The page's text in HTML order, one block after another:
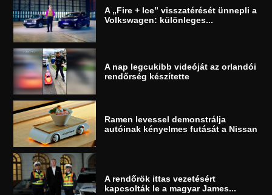
A „Fire + Ice” visszatérését ünnepli a
Volkswagen: különleges...
A nap legcukibb videóját az orlandói
rendőrség készítette
Ramen levessel demonstrálja
autóinak kényelmes futását a Nissan
A rendőrök ittas vezetésért
kapcsolták le a magyar James...